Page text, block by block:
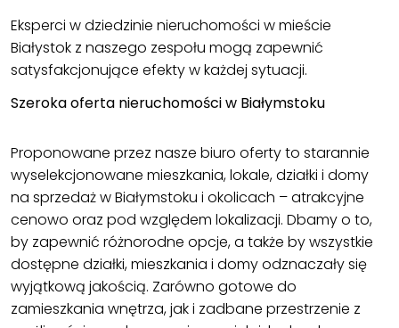
Eksperci w dziedzinie nieruchomości w mieście
Białystok z naszego zespołu mogą zapewnić
satysfakcjonujące efekty w każdej sytuacji.
Szeroka oferta nieruchomości w Białymstoku
Proponowane przez nasze biuro oferty to starannie
wyselekcjonowane mieszkania, lokale, działki i domy
na sprzedaż w Białymstoku i okolicach – atrakcyjne
cenowo oraz pod względem lokalizacji. Dbamy o to,
by zapewnić różnorodne opcje, a także by wszystkie
dostępne działki, mieszkania i domy odznaczały się
wyjątkową jakością. Zarówno gotowe do
zamieszkania wnętrza, jak i zadbane przestrzenie z